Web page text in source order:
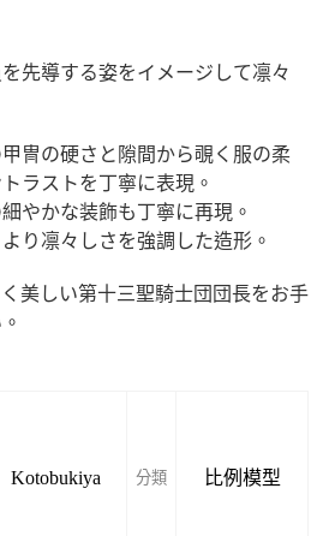
先導する姿をイメージして凛々
冑の硬さと隙間から覗く服の柔
ラストを丁寧に表現。
やかな装飾も丁寧に再現。
り凛々しさを強調した造形。
美しい第十三聖騎士団団長をお手
Kotobukiya 分類 比例模型